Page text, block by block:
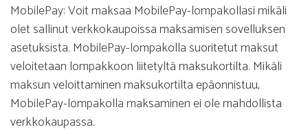
MobilePay: Voit maksaa MobilePay-lompakollasi mikäli
olet sallinut verkkokaupoissa maksamisen sovelluksen
asetuksista. MobilePay-lompakolla suoritetut maksut
veloitetaan lompakkoon liitetyltä maksukortilta. Mikäli
maksun veloittaminen maksukortilta epäonnistuu,
MobilePay-lompakolla maksaminen ei ole mahdollista
verkkokaupassa.